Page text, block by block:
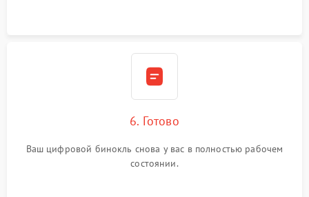
6. Готово
Ваш цифровой бинокль снова у вас в полностью рабочем
состоянии.